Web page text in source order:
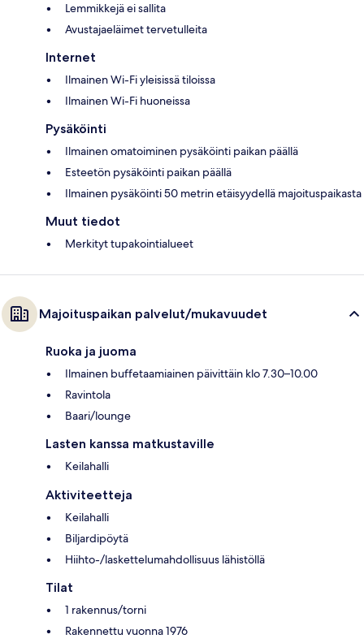
Lemmikkejä ei sallita
Avustajaeläimet tervetulleita
Internet
Ilmainen Wi-Fi yleisissä tiloissa
Ilmainen Wi-Fi huoneissa
Pysäköinti
Ilmainen omatoiminen pysäköinti paikan päällä
Esteetön pysäköinti paikan päällä
Ilmainen pysäköinti 50 metrin etäisyydellä majoituspaikasta
Muut tiedot
Merkityt tupakointialueet
Majoituspaikan palvelut/mukavuudet
Ruoka ja juoma
Ilmainen buffetaamiainen päivittäin klo 7.30–10.00
Ravintola
Baari/lounge
Lasten kanssa matkustaville
Keilahalli
Aktiviteetteja
Keilahalli
Biljardipöytä
Hiihto-/laskettelumahdollisuus lähistöllä
Tilat
1 rakennus/torni
Rakennettu vuonna 1976